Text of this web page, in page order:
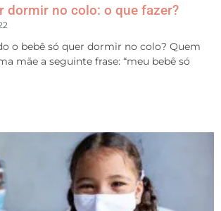
dormir no colo: o que fazer?
o bebê só quer dormir no colo? Quem
mãe a seguinte frase: “meu bebê só